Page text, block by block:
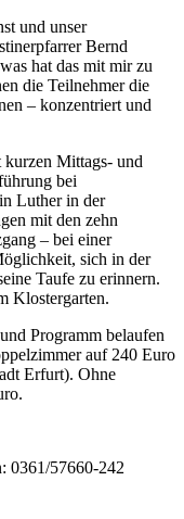
und unser
Bernd
hat das mit mir zu
die Teilnehmer die
– konzentriert und
kurzen Mittags- und
bei
Luther in der
mit den zehn
– bei einer
sich in der
Taufe zu erinnern.
Klostergarten.
Programm belaufen
auf 240 Euro
Erfurt). Ohne
0361/57660-242